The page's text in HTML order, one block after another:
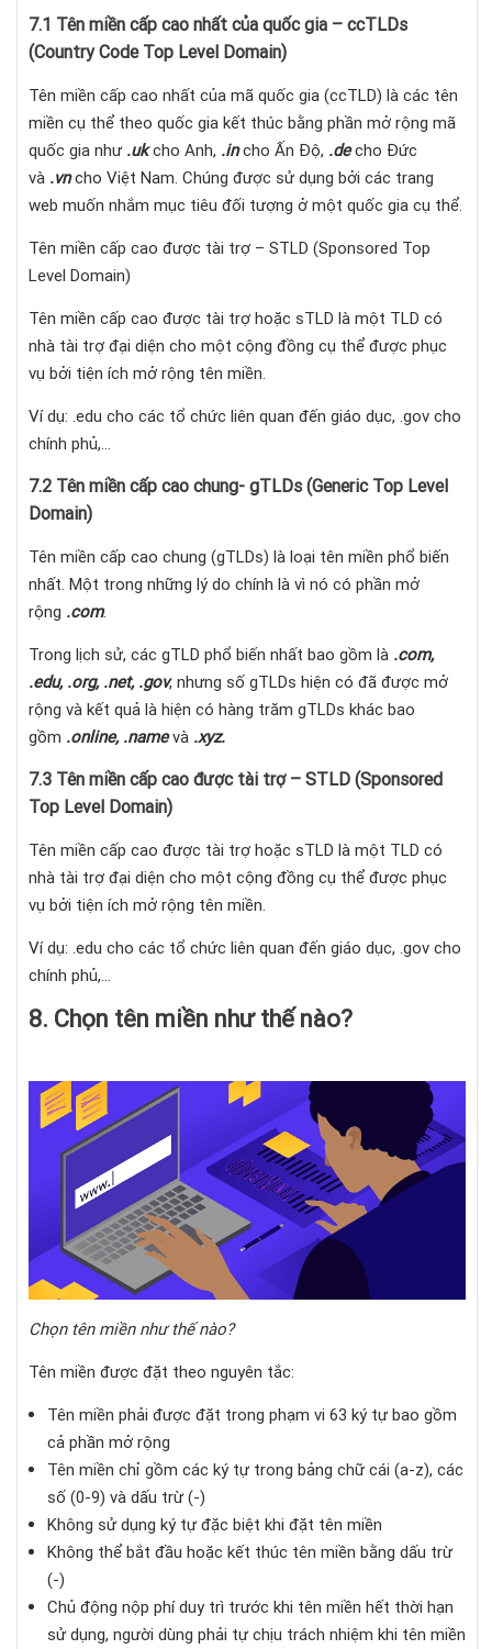
7.1 Tên miền cấp cao nhất của quốc gia – ccTLDs
(Country Code Top Level Domain)
Tên miền cấp cao nhất của mã quốc gia (ccTLD) là các tên
miền cụ thể theo quốc gia kết thúc bằng phần mở rộng mã
quốc gia như .ukcho Anh, .incho Ấn Độ, .decho Đức
và .vncho Việt Nam. Chúng được sử dụng bởi các trang
web muốn nhắm mục tiêu đối tượng ở một quốc gia cụ thể.
Tên miền cấp cao được tài trợ – STLD (Sponsored Top
Level Domain)
Tên miền cấp cao được tài trợ hoặc sTLD là một TLD có
nhà tài trợ đại diện cho một cộng đồng cụ thể được phục
vụ bởi tiện ích mở rộng tên miền.
Ví dụ: .edu cho các tổ chức liên quan đến giáo dục, .gov cho
chính phủ,…
7.2 Tên miền cấp cao chung- gTLDs (Generic Top Level
Domain)
Tên miền cấp cao chung (gTLDs) là loại tên miền phổ biến
nhất. Một trong những lý do chính là vì nó có phần mở
rộng .com.
Trong lịch sử, các gTLD phổ biến nhất bao gồm là .com,
.edu, .org, .net, .gov, nhưng số gTLDs hiện có đã được mở
rộng và kết quả là hiện có hàng trăm gTLDs khác bao
gồm .online, .namevà .xyz.
7.3 Tên miền cấp cao được tài trợ – STLD (Sponsored
Top Level Domain)
Tên miền cấp cao được tài trợ hoặc sTLD là một TLD có
nhà tài trợ đại diện cho một cộng đồng cụ thể được phục
vụ bởi tiện ích mở rộng tên miền.
Ví dụ: .edu cho các tổ chức liên quan đến giáo dục, .gov cho
chính phủ,…
8. Chọn tên miền như thế nào?
Chọn tên miền như thế nào?
Tên miền được đặt theo nguyên tắc:
Tên miền phải được đặt trong phạm vi 63 ký tự bao gồm
cả phần mở rộng
Tên miền chỉ gồm các ký tự trong bảng chữ cái (a-z), các
số (0-9) và dấu trừ (-)
Không sử dụng ký tự đặc biệt khi đặt tên miền
Không thể bắt đầu hoặc kết thúc tên miền bằng dấu trừ
(-)
Chủ động nộp phí duy trì trước khi tên miền hết thời hạn
sử dụng, người dùng phải tự chịu trách nhiệm khi tên miền